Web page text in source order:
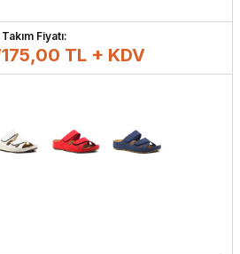
Takım Fiyatı:
175,00 TL + KDV